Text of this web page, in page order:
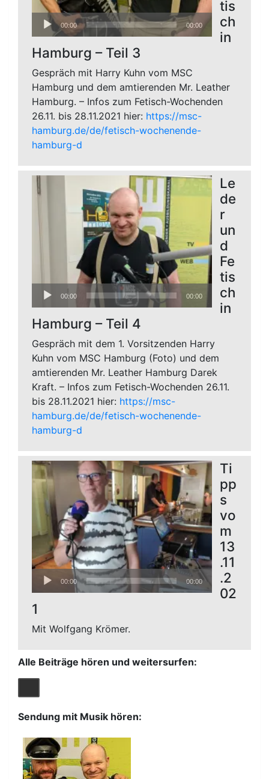
Audio-
Player
00:00 00:00
tis
ch
in
Hamburg – Teil 3
Gespräch mit Harry Kuhn vom MSC
Hamburg und dem amtierenden Mr. Leather
Hamburg. – Infos zum Fetisch-Wochenden
26.11. bis 28.11.2021 hier: https://msc-
hamburg.de/de/fetisch-wochenende-
hamburg-d
Audio-
Player
00:00 00:00
Le
de
r
un
d
Fe
tis
ch
in
Hamburg – Teil 4
Gespräch mit dem 1. Vorsitzenden Harry
Kuhn vom MSC Hamburg (Foto) und dem
amtierenden Mr. Leather Hamburg Darek
Kraft. – Infos zum Fetisch-Wochenden 26.11.
bis 28.11.2021 hier: https://msc-
hamburg.de/de/fetisch-wochenende-
hamburg-d
Audio-
Player
00:00 00:00
Ti
pp
s
vo
m
13
.11
.2
02
1
Mit Wolfgang Krömer.
Alle Beiträge hören und weitersurfen:
Sendung mit Musik hören: